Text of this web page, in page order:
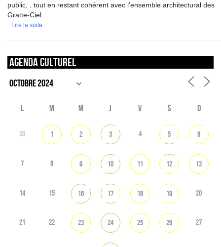
public, , tout en restant cohérent avec l’ensemble architectural des
Gratte-Ciel.
Lire la suite
Agenda culturel
L M M J V S D
30 1 2 3 4 5 6
7 8 9 10 11 12 13
14 15 16 17 18 19 20
21 22 23 24 25 26 27